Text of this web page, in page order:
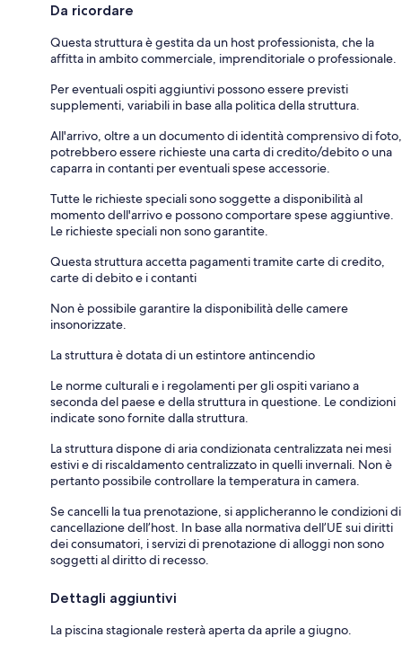
Da ricordare
Questa struttura è gestita da un host professionista, che la
affitta in ambito commerciale, imprenditoriale o professionale.
Per eventuali ospiti aggiuntivi possono essere previsti
supplementi, variabili in base alla politica della struttura.
All'arrivo, oltre a un documento di identità comprensivo di foto,
potrebbero essere richieste una carta di credito/debito o una
caparra in contanti per eventuali spese accessorie.
Tutte le richieste speciali sono soggette a disponibilità al
momento dell'arrivo e possono comportare spese aggiuntive.
Le richieste speciali non sono garantite.
Questa struttura accetta pagamenti tramite carte di credito,
carte di debito e i contanti
Non è possibile garantire la disponibilità delle camere
insonorizzate.
La struttura è dotata di un estintore antincendio
Le norme culturali e i regolamenti per gli ospiti variano a
seconda del paese e della struttura in questione. Le condizioni
indicate sono fornite dalla struttura.
La struttura dispone di aria condizionata centralizzata nei mesi
estivi e di riscaldamento centralizzato in quelli invernali. Non è
pertanto possibile controllare la temperatura in camera.
Se cancelli la tua prenotazione, si applicheranno le condizioni di
cancellazione dell’host. In base alla normativa dell’UE sui diritti
dei consumatori, i servizi di prenotazione di alloggi non sono
soggetti al diritto di recesso.
Dettagli aggiuntivi
La piscina stagionale resterà aperta da aprile a giugno.